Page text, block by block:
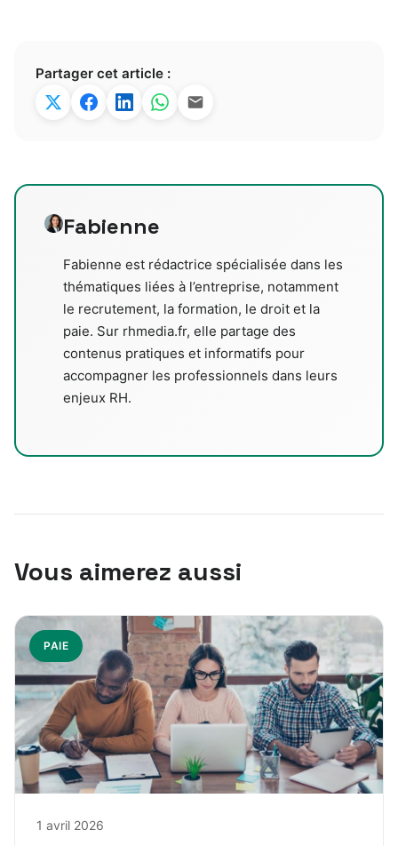
Partager cet article :
Fabienne
Fabienne est rédactrice spécialisée dans les
thématiques liées à l’entreprise, notamment
le recrutement, la formation, le droit et la
paie. Sur rhmedia.fr, elle partage des
contenus pratiques et informatifs pour
accompagner les professionnels dans leurs
enjeux RH.
Vous aimerez aussi
PAIE
1 avril 2026